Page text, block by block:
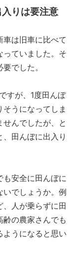
入りは要注意
車は旧車に比べて
っていました。そ
でした。
すが、1度田んぼ
うになってしま
んでしたが、と
田んぼに出入り
も安全に田んぼに
いでしょうか。例
、人が乗らずに田
齢の農家さんでも
ようになると思い